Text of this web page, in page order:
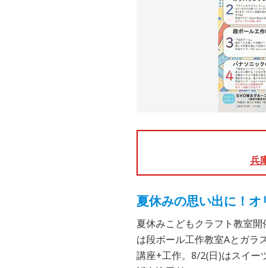
兵
夏休みの思い出に！オ
夏休みこどもクラフト教室
は段ボール工作教室Aとガラ
講座+工作。8/2(日)はスイー